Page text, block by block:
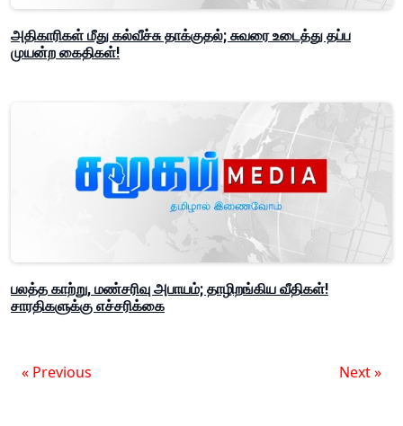
அதிகாரிகள் மீது கல்வீச்சு தாக்குதல்; சுவரை உடைத்து தப்ப
முயன்ற கைதிகள்!
பலத்த காற்று, மண்சரிவு அபாயம்; தாழிறங்கிய வீதிகள்!
சாரதிகளுக்கு எச்சரிக்கை
« Previous Next »